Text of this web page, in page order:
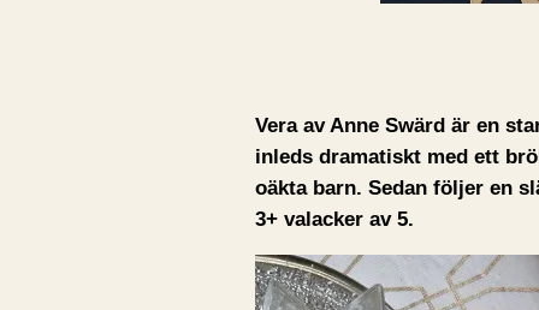
Vera av Anne Swärd är en
inleds dramatiskt med ett
oäkta barn. Sedan följer en
3+ valacker av 5.